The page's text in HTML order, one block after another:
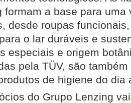
formam a base para uma
desde roupas
o lar duráveis e
especiais e origem
pela TÜV, são
de higiene do dia
do Grupo Lenzing